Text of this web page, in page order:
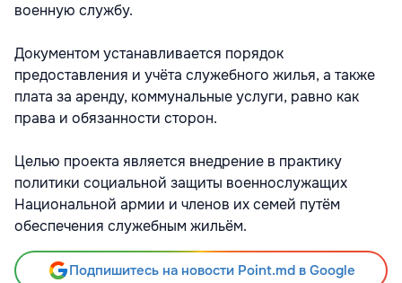
военную службу.
Документом устанавливается порядок
предоставления и учёта служебного жилья, а также
плата за аренду, коммунальные услуги, равно как
права и обязанности сторон.
Целью проекта является внедрение в практику
политики социальной защиты военнослужащих
Национальной армии и членов их семей путём
обеспечения служебным жильём.
Подпишитесь на новости Point.md в Google